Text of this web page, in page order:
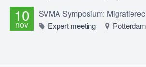
10
nov
SVMA Symposium:
Expert meeting Rotterdam